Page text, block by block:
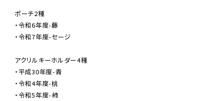
ポーチ2種
・令和6年度-藤
・令和7年度-セージ
アクリルキーホルダー4種
・平成30年度-青
・令和4年度-桃
・令和5年度-柿